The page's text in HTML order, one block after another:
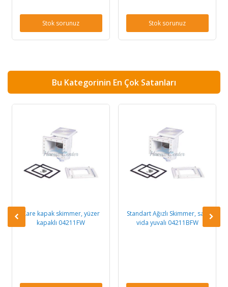
Stok sorunuz Stok sorunuz
Bu Kategorinin En Çok Satanları
Kare kapak skimmer, yüzer
kapaklı 04211FW
Standart Ağızlı Skimmer, sarı
vida yuvalı 04211BFW